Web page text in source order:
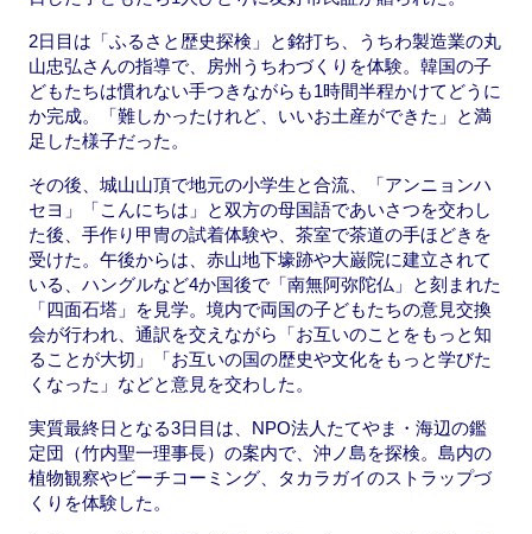
2日目は「ふるさと歴史探検」と銘打ち、うちわ製造業の丸
山忠弘さんの指導で、房州うちわづくりを体験。韓国の子
どもたちは慣れない手つきながらも1時間半程かけてどうに
か完成。「難しかったけれど、いいお土産ができた」と満
足した様子だった。
その後、城山山頂で地元の小学生と合流、「アンニョンハ
セヨ」「こんにちは」と双方の母国語であいさつを交わし
た後、手作り甲冑の試着体験や、茶室で茶道の手ほどきを
受けた。午後からは、赤山地下壕跡や大巌院に建立されて
いる、ハングルなど4か国後で「南無阿弥陀仏」と刻まれた
「四面石塔」を見学。境内で両国の子どもたちの意見交換
会が行われ、通訳を交えながら「お互いのことをもっと知
ることが大切」「お互いの国の歴史や文化をもっと学びた
くなった」などと意見を交わした。
実質最終日となる3日目は、NPO法人たてやま・海辺の鑑
定団（竹内聖一理事長）の案内で、沖ノ島を探検。島内の
植物観察やビーチコーミング、タカラガイのストラップづ
くりを体験した。